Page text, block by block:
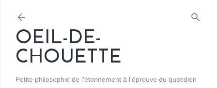
OEIL-DE-
CHOUETTE
Petite philosophie de l'étonnement à l'épreuve du quotidien